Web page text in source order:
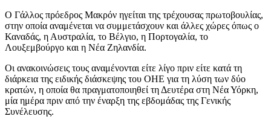
Ο Γάλλος πρόεδρος Μακρόν ηγείται της τρέχουσας πρωτοβουλίας,
στην οποία αναμένεται να συμμετάσχουν και άλλες χώρες όπως ο
Καναδάς, η Αυστραλία, το Βέλγιο, η Πορτογαλία, το
Λουξεμβούργο και η Νέα Ζηλανδία.
Οι ανακοινώσεις τους αναμένονται είτε λίγο πριν είτε κατά τη
διάρκεια της ειδικής διάσκεψης του ΟΗΕ για τη λύση των δύο
κρατών, η οποία θα πραγματοποιηθεί τη Δευτέρα στη Νέα Υόρκη,
μία ημέρα πριν από την έναρξη της εβδομάδας της Γενικής
Συνέλευσης.